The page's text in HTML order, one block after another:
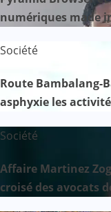
numériques made
Société
Route Bambalang-
asphyxie les
Société
Affaire Martinez
croisé des avocats